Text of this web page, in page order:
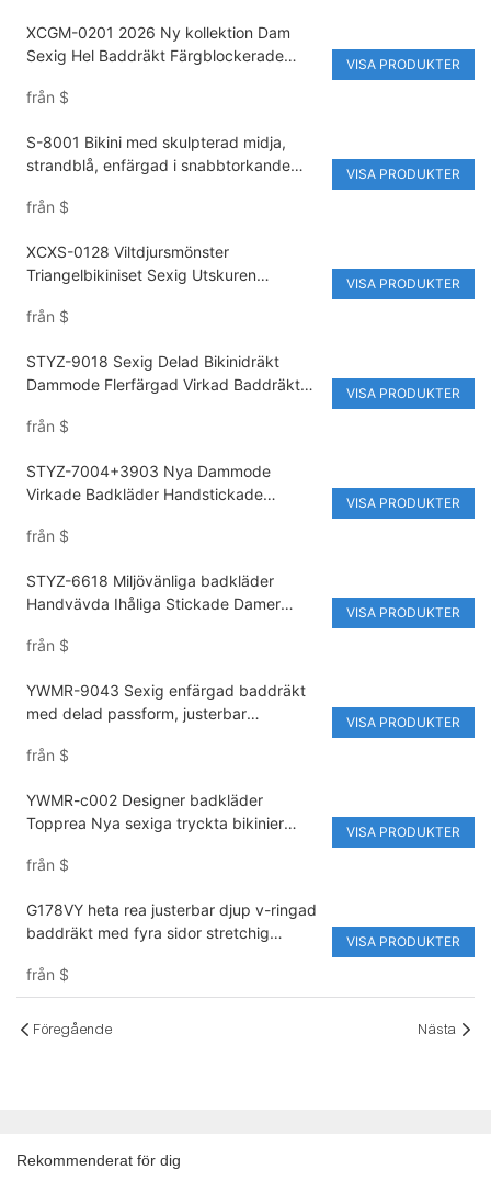
XCGM-0201 2026 Ny kollektion Dam
Sexig Hel Baddräkt Färgblockerade
Metalldekorationer Strandkläder
från $
VISA PRODUKTER
S-8001 Bikini med skulpterad midja,
strandblå, enfärgad i snabbtorkande
från $
VISA PRODUKTER
XCXS-0128 Viltdjursmönster
Triangelbikiniset Sexig Utskuren
från $
VISA PRODUKTER
STYZ-9018 Sexig Delad Bikinidräkt
Dammode Flerfärgad Virkad Baddräkt
från $
VISA PRODUKTER
STYZ-7004+3903 Nya Dammode
Virkade Badkläder Handstickade
Återvunnet Tyg
från $
VISA PRODUKTER
STYZ-6618 Miljövänliga badkläder
Handvävda Ihåliga Stickade Damer
Virkade Badkläder
från $
VISA PRODUKTER
YWMR-9043 Sexig enfärgad baddräkt
med delad passform, justerbar
badkläder, privat etikett, bikini
från $
VISA PRODUKTER
YWMR-c002 Designer badkläder
Topprea Nya sexiga tryckta bikinier
Private Label Bikini
från $
VISA PRODUKTER
G178VY heta rea justerbar djup v-ringad
baddräkt med fyra sidor stretchig
från $
VISA PRODUKTER
Föregående Nästa
Rekommenderat för dig